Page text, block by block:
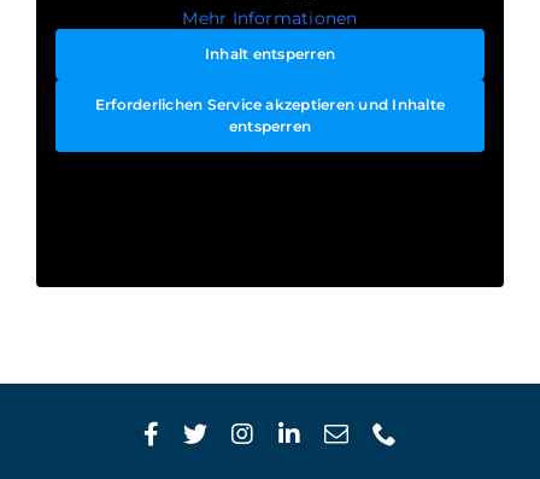
Mehr Informationen
Inhalt entsperren
Erforderlichen Service akzeptieren und Inhalte
entsperren